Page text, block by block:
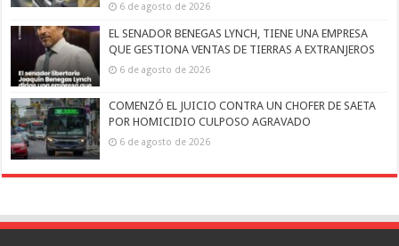
6 de agosto de 2026
EL SENADOR BENEGAS LYNCH, TIENE UNA EMPRESA
QUE GESTIONA VENTAS DE TIERRAS A EXTRANJEROS
6 de agosto de 2026
COMENZÓ EL JUICIO CONTRA UN CHOFER DE SAETA
POR HOMICIDIO CULPOSO AGRAVADO
6 de agosto de 2026